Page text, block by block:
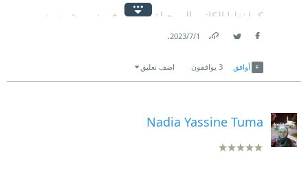
كما نقلنا الكاتب إلى حياة الرياض في زمن شبيه بزمن
كورونا
إبان إنتشار الحمى الإسبانية والجدري
رواية مشوقة ومؤثرة
1‏/7‏/2023
.
أوافق 3 يوافقون اضف تعليق
Nadia Yassine Tuma